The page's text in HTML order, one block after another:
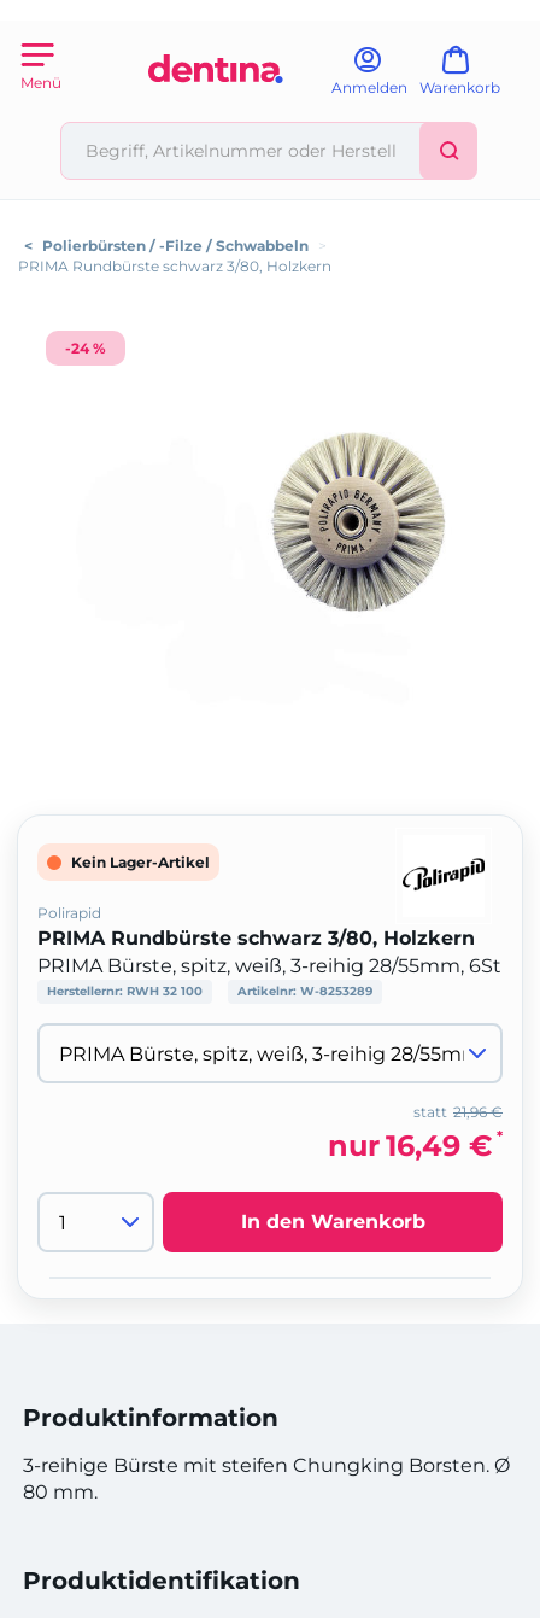
Menü Anmelden Warenkorb
< Polierbürsten / -Filze / Schwabbeln >
PRIMA Rundbürste schwarz 3/80, Holzkern
-24 %
Kein Lager-Artikel
Polirapid
PRIMA Rundbürste schwarz 3/80, Holzkern
PRIMA Bürste, spitz, weiß, 3-reihig 28/55mm, 6St
Herstellernr: RWH 32 100 Artikelnr: W-8253289
21,96 €
statt
nur16,49 € *
In den Warenkorb
Produktinformation
3-reihige Bürste mit steifen Chungking Borsten. Ø
80 mm.
Produktidentifikation